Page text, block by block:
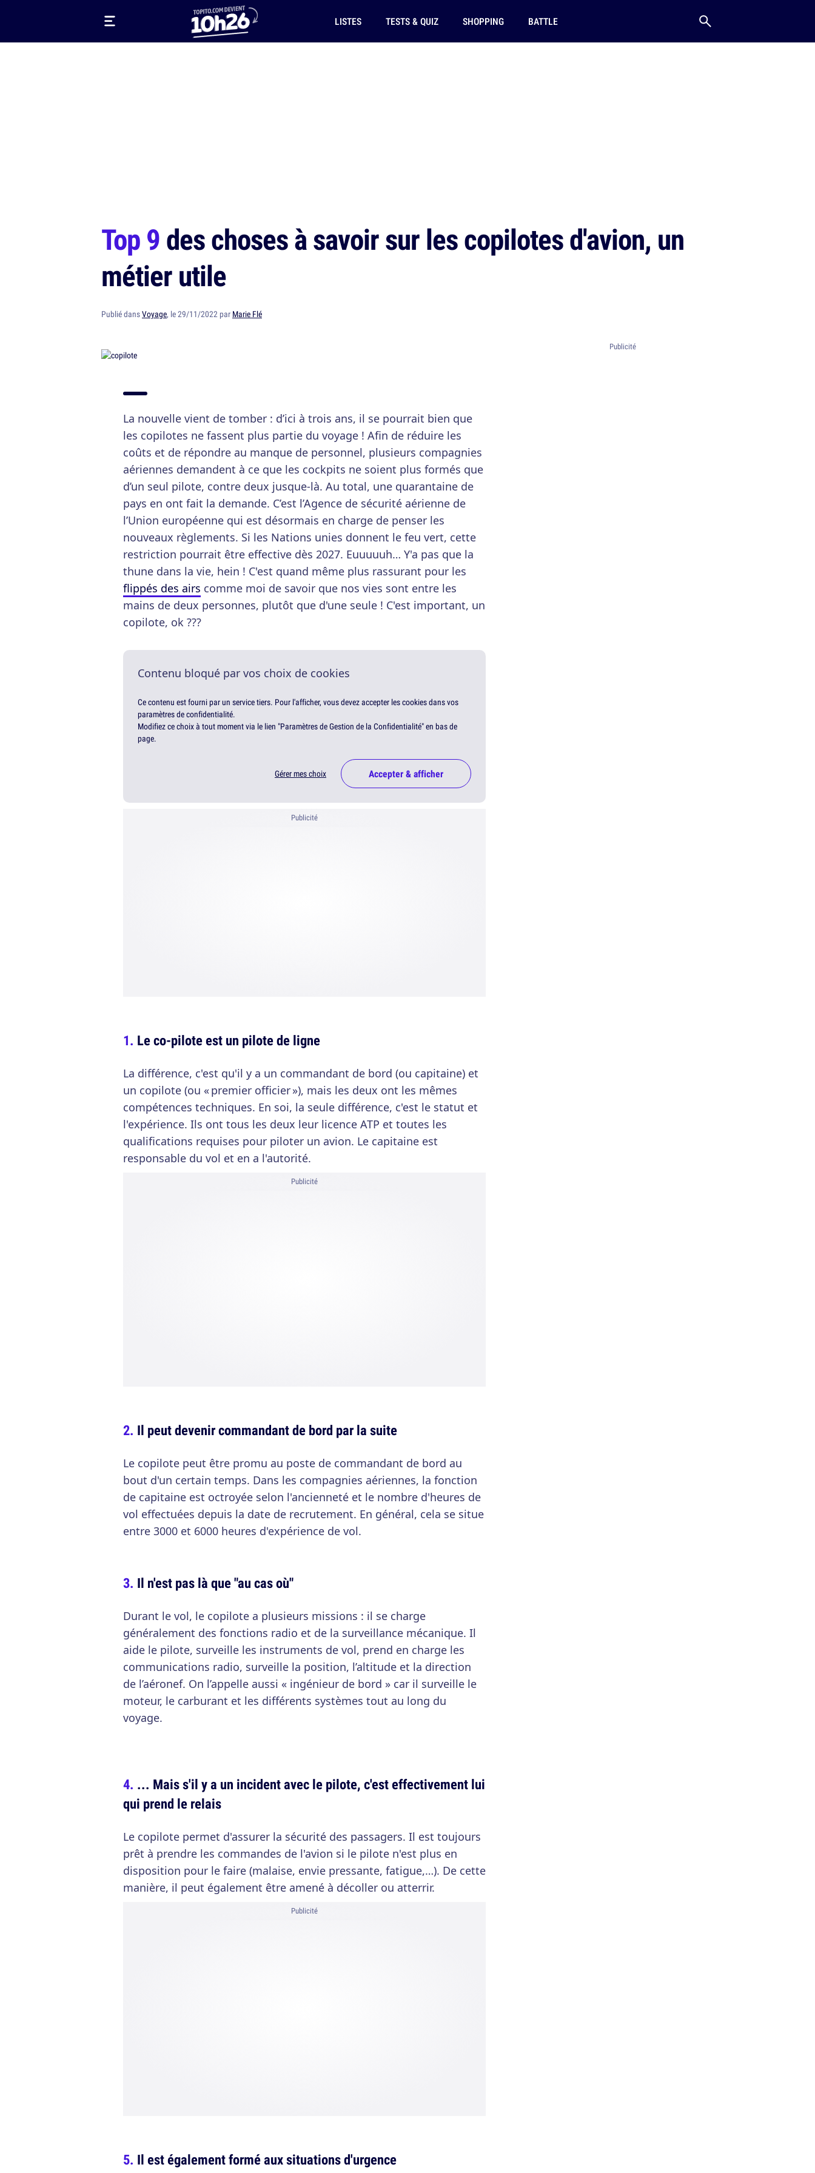
LISTES TESTS & QUIZ SHOPPING BATTLE
Top 9des choses à savoir sur les copilotes d'avion, un
métier utile
Publié dansVoyage, le 29/11/2022 par Marie Flé
La nouvelle vient de tomber : d’ici à trois ans, il se pourrait bien que
les copilotes ne fassent plus partie du voyage ! Afin de réduire les
coûts et de répondre au manque de personnel, plusieurs compagnies
aériennes demandent à ce que les cockpits ne soient plus formés que
d’un seul pilote, contre deux jusque-là. Au total, une quarantaine de
pays en ont fait la demande. C’est l’Agence de sécurité aérienne de
l’Union européenne qui est désormais en charge de penser les
nouveaux règlements. Si les Nations unies donnent le feu vert, cette
restriction pourrait être effective dès 2027. Euuuuuh… Y'a pas que la
thune dans la vie, hein ! C'est quand même plus rassurant pour les
flippés des airs comme moi de savoir que nos vies sont entre les
mains de deux personnes, plutôt que d'une seule ! C'est important, un
copilote, ok ???
Contenu bloqué par vos choix de cookies
Ce contenu est fourni par un service tiers. Pour l'afficher, vous devez accepter les cookies dans vos
paramètres de confidentialité.
Modifiez ce choix à tout moment via le lien "Paramètres de Gestion de la Confidentialité" en bas de
page.
Gérer mes choix Accepter & afficher
Publicité
Le co-pilote est un pilote de ligne
La différence, c'est qu'il y a un commandant de bord (ou capitaine) et
un copilote (ou « premier officier »), mais les deux ont les mêmes
compétences techniques. En soi, la seule différence, c'est le statut et
l'expérience. Ils ont tous les deux leur licence ATP et toutes les
qualifications requises pour piloter un avion. Le capitaine est
responsable du vol et en a l'autorité.
Publicité
Il peut devenir commandant de bord par la suite
Le copilote peut être promu au poste de commandant de bord au
bout d'un certain temps. Dans les compagnies aériennes, la fonction
de capitaine est octroyée selon l'ancienneté et le nombre d'heures de
vol effectuées depuis la date de recrutement. En général, cela se situe
entre 3000 et 6000 heures d'expérience de vol.
Il n'est pas là que "au cas où"
Durant le vol, le copilote a plusieurs missions : il se charge
généralement des fonctions radio et de la surveillance mécanique. Il
aide le pilote, surveille les instruments de vol, prend en charge les
communications radio, surveille la position, l’altitude et la direction
de l’aéronef. On l’appelle aussi « ingénieur de bord » car il surveille le
moteur, le carburant et les différents systèmes tout au long du
voyage.
... Mais s'il y a un incident avec le pilote, c'est effectivement lui
qui prend le relais
Le copilote permet d'assurer la sécurité des passagers. Il est toujours
prêt à prendre les commandes de l'avion si le pilote n'est plus en
disposition pour le faire (malaise, envie pressante, fatigue,…). De cette
manière, il peut également être amené à décoller ou atterrir.
Publicité
Il est également formé aux situations d'urgence